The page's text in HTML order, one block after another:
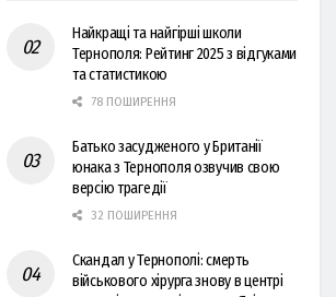
Найкращі та найгірші школи
Тернополя: Рейтинг 2025 з відгуками
та статистикою
78 ПОШИРЕННЯ
Батько засудженого у Британії
юнака з Тернополя озвучив свою
версію трагедії
32 ПОШИРЕННЯ
Скандал у Тернополі: смерть
військового хірурга знову в центрі